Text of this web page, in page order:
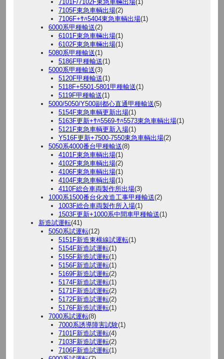
7101F/7102F東急車輛出場(1)
7105F東急車輌出場(2)
7106F+ｻﾊ5404東急車輌出場(1)
6000系甲種輸送(2)
6101F東急車輛出場(1)
6102F東急車輛出場(1)
5080系甲種輸送(1)
5186F甲種輸送(1)
5000系甲種輸送(3)
5120F甲種輸送(1)
5118F+5501-5801甲種輸送(1)
5119F甲種輸送(1)
5000/5050/Y500副都心直通甲種輸送(5)
5154F東急車輌更新出場(1)
5163F更新+ｻﾊ5569-ｻﾊ5573東急車輌出場(1)
5121F東急車輌更新入場(1)
Y516F更新+7500-7550東急車輌出場(2)
5050系4000番台甲種輸送(8)
4101F東急車輌出場(1)
4102F東急車輌出場(2)
4106F東急車輌出場(1)
4104F東急車輌出場(1)
4110F総合車両製作所出場(3)
1000系1500番台化改造工事甲種輸送(2)
1003F総合車両製作所入場(1)
1503F更新+1000系中間車甲種輸送(1)
新造試運転(41)
5050系試運転(12)
5151F新造東横線試運転(1)
5154F新造試運転(1)
5155F新造試運転(1)
5156F新造試運転(1)
5169F新造試運転(2)
5174F新造試運転(1)
5171F新造試運転(2)
5172F新造試運転(2)
5176F新造試運転(1)
7000系試運転(8)
7000系誘導障害試験(1)
7101F新造試運転(4)
7103F新造試運転(2)
7106F新造試運転(1)